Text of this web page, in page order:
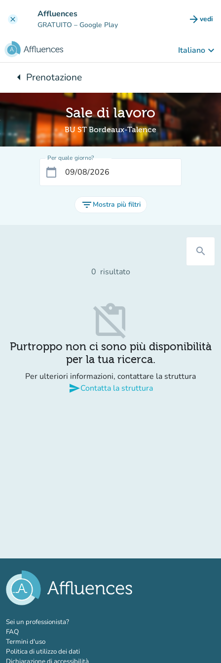
clear Affluences
GRATUITO – Google Play arrow_forward vedi
Italiano keyboard_arrow_down
arrow_leftTorna a:
Prenotazione
Sale di lavoro
BU ST Bordeaux-Talence
Per quale giorno?
calendar_today
filter_list Mostra più filtri
search
0 risultato
content_paste_off
Purtroppo non ci sono più disponibilità
per la tua ricerca.
Per ulteriori informazioni, contattare la struttura
sendContatta la struttura
Sei un professionista?(nuova scheda)
FAQ
Termini d'uso
Politica di utilizzo dei dati